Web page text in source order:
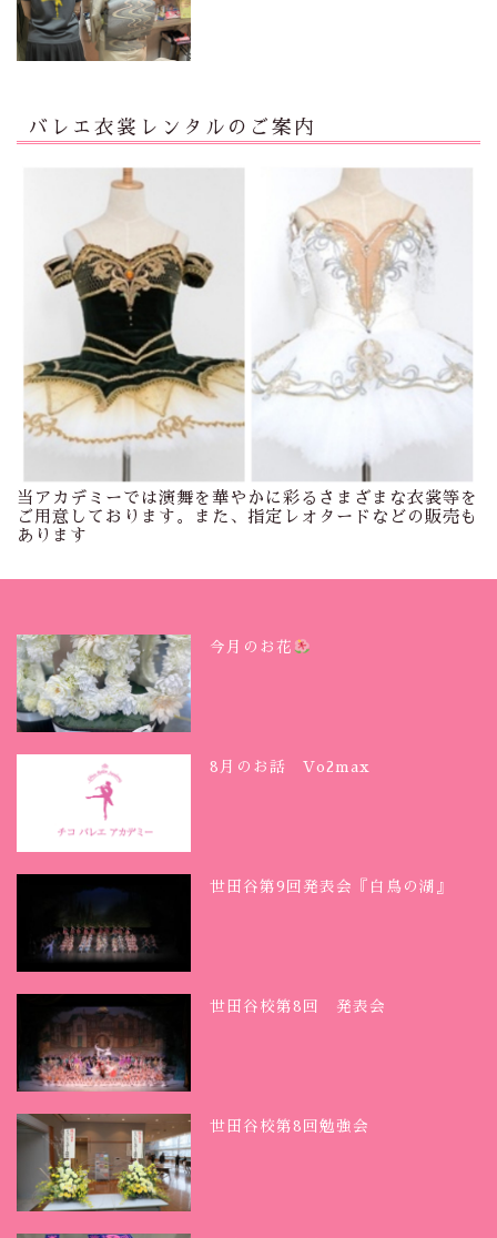
バレエ衣裳レンタルのご案内
当アカデミーでは演舞を華やかに彩るさまざまな衣裳等を
ご用意しております。また、指定レオタードなどの販売も
あります
今月のお花
8月のお話 Vo2max
世田谷第9回発表会『白鳥の湖』
世田谷校第8回 発表会
世田谷校第8回勉強会